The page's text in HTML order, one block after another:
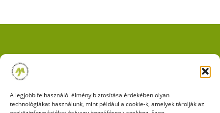
A legjobb felhasználói élmény biztosítása érdekében olyan
technológiákat használunk, mint például a cookie-k, amelyek tárolják az